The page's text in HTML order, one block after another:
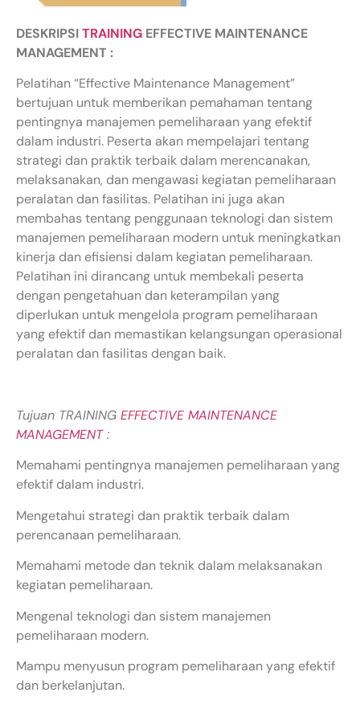
DESKRIPSITRAINING EFFECTIVE MAINTENANCE
MANAGEMENT :
Pelatihan “Effective Maintenance Management”
bertujuan untuk memberikan pemahaman tentang
pentingnya manajemen pemeliharaan yang efektif
dalam industri. Peserta akan mempelajari tentang
strategi dan praktik terbaik dalam merencanakan,
melaksanakan, dan mengawasi kegiatan pemeliharaan
peralatan dan fasilitas. Pelatihan ini juga akan
membahas tentang penggunaan teknologi dan sistem
manajemen pemeliharaan modern untuk meningkatkan
kinerja dan efisiensi dalam kegiatan pemeliharaan.
Pelatihan ini dirancang untuk membekali peserta
dengan pengetahuan dan keterampilan yang
diperlukan untuk mengelola program pemeliharaan
yang efektif dan memastikan kelangsungan operasional
peralatan dan fasilitas dengan baik.
Tujuan TRAINING EFFECTIVE MAINTENANCE
MANAGEMENT:
Memahami pentingnya manajemen pemeliharaan yang
efektif dalam industri.
Mengetahui strategi dan praktik terbaik dalam
perencanaan pemeliharaan.
Memahami metode dan teknik dalam melaksanakan
kegiatan pemeliharaan.
Mengenal teknologi dan sistem manajemen
pemeliharaan modern.
Mampu menyusun program pemeliharaan yang efektif
dan berkelanjutan.